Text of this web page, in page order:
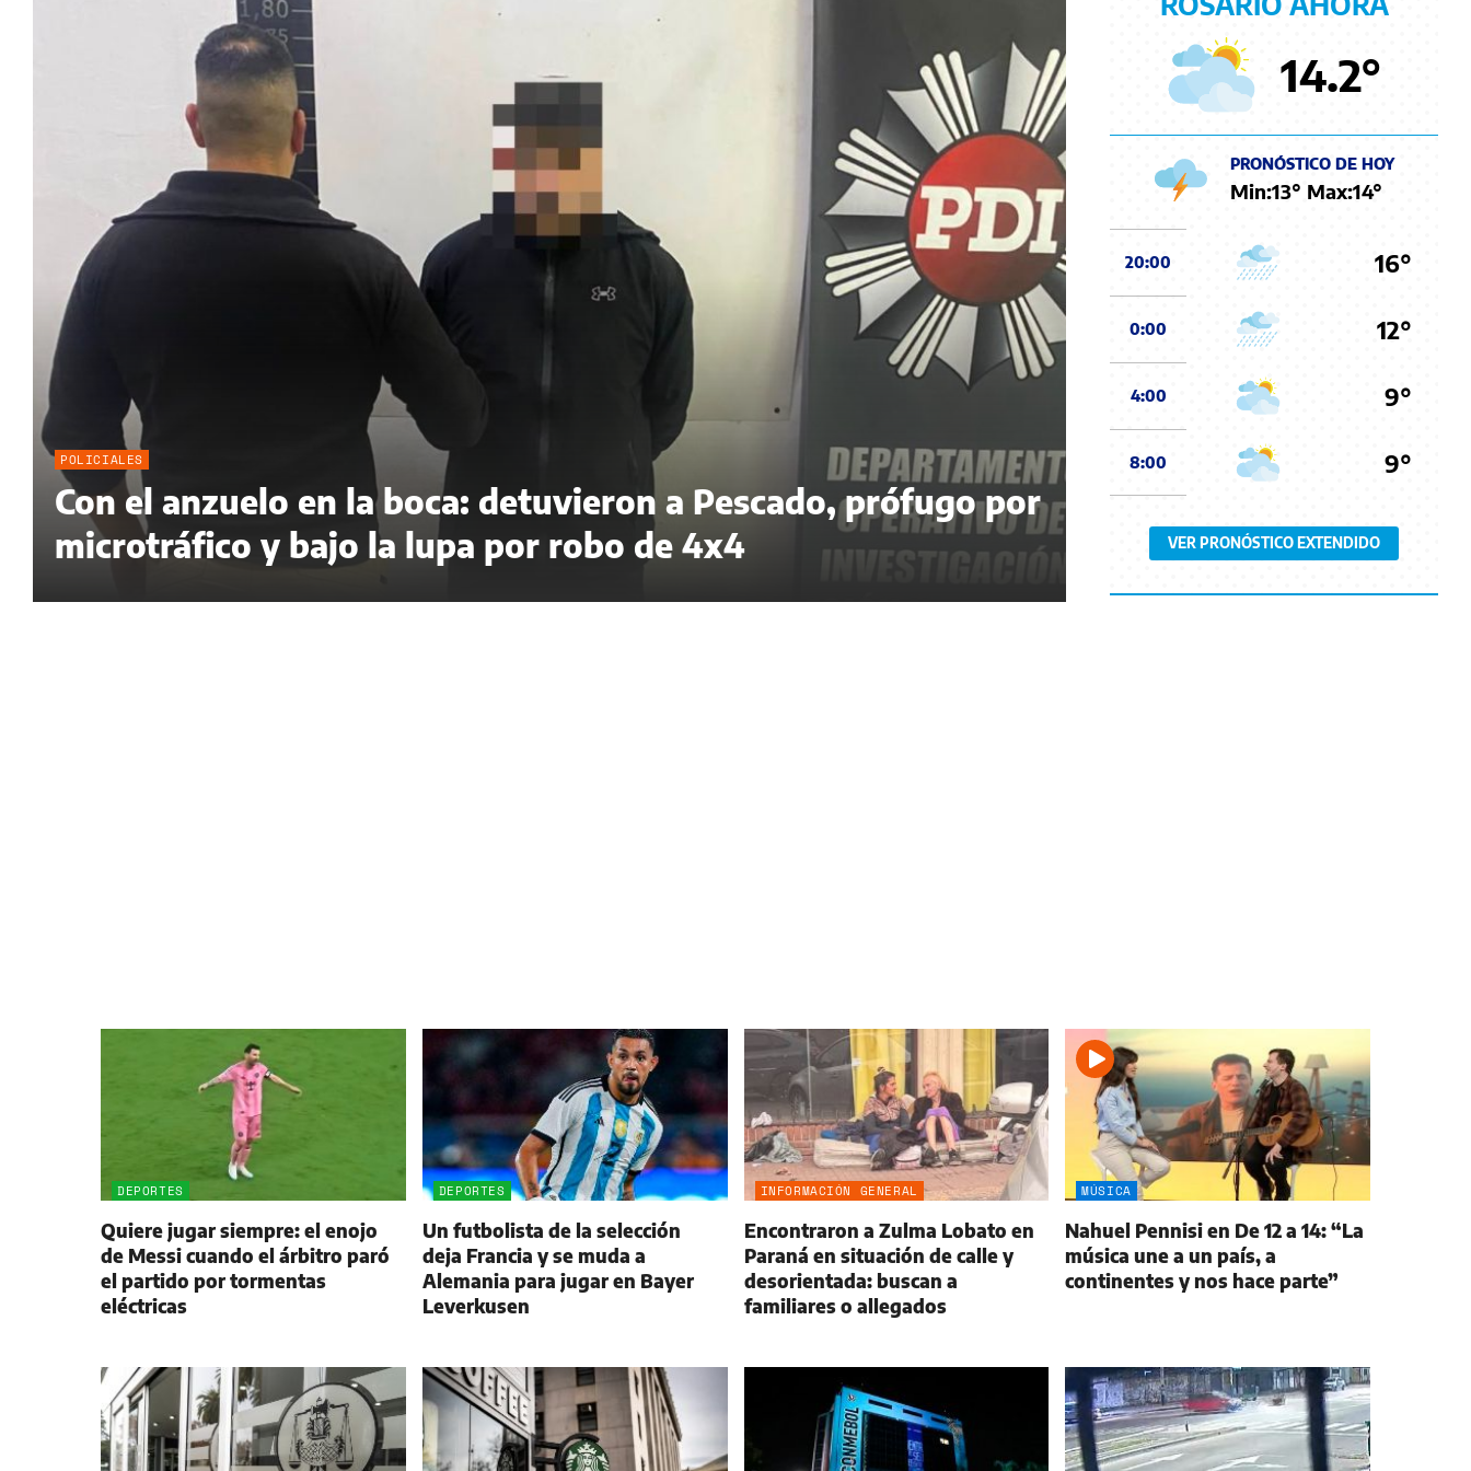
POLICIALES
Con el anzuelo en la boca: detuvieron a Pescado, prófugo por
microtráfico y bajo la lupa por robo de 4x4
14.2°
PRONÓSTICO DE HOY
Min:13° Max:14°
20:00 16°
0:00 12°
4:00 9°
8:00 9°
VER PRONÓSTICO EXTENDIDO
DEPORTES
Quiere jugar siempre: el enojo
de Messi cuando el árbitro paró
el partido por tormentas
eléctricas
DEPORTES
Un futbolista de la selección
deja Francia y se muda a
Alemania para jugar en Bayer
Leverkusen
INFORMACIÓN GENERAL
Encontraron a Zulma Lobato en
Paraná en situación de calle y
desorientada: buscan a
familiares o allegados
MÚSICA
Nahuel Pennisi en De 12 a 14: “La
música une a un país, a
continentes y nos hace parte”